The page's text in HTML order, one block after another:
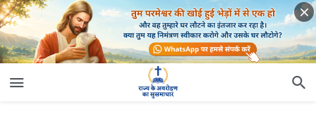
807 पवित्र आत्मा के कार्य के अपने सिद्धांत हैं